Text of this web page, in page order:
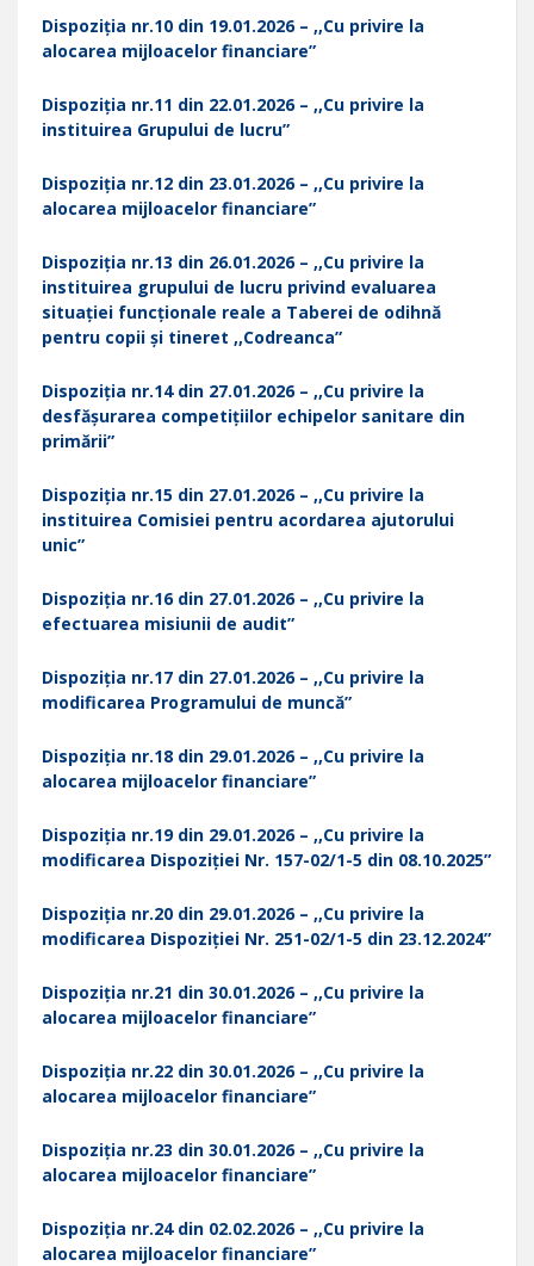
Dispoziția nr.10 din 19.01.2026 – ,,Cu privire la
alocarea mijloacelor financiare”
Dispoziția nr.11 din 22.01.2026 – ,,Cu privire la
instituirea Grupului de lucru”
Dispoziția nr.12 din 23.01.2026 – ,,Cu privire la
alocarea mijloacelor financiare”
Dispoziția nr.13 din 26.01.2026 – ,,Cu privire la
instituirea grupului de lucru privind evaluarea
situației funcționale reale a Taberei de odihnă
pentru copii și tineret ,,Codreanca”
Dispoziția nr.14 din 27.01.2026 – ,,Cu privire la
desfășurarea competițiilor echipelor sanitare din
primării”
Dispoziția nr.15 din 27.01.2026 – ,,Cu privire la
instituirea Comisiei pentru acordarea ajutorului
unic”
Dispoziția nr.16 din 27.01.2026 – ,,Cu privire la
efectuarea misiunii de audit”
Dispoziția nr.17 din 27.01.2026 – ,,Cu privire la
modificarea Programului de muncă”
Dispoziția nr.18 din 29.01.2026 – ,,Cu privire la
alocarea mijloacelor financiare”
Dispoziția nr.19 din 29.01.2026 – ,,Cu privire la
modificarea Dispoziției Nr. 157-02/1-5 din 08.10.2025”
Dispoziția nr.20 din 29.01.2026 – ,,Cu privire la
modificarea Dispoziției Nr. 251-02/1-5 din 23.12.2024”
Dispoziția nr.21 din 30.01.2026 – ,,Cu privire la
alocarea mijloacelor financiare”
Dispoziția nr.22 din 30.01.2026 – ,,Cu privire la
alocarea mijloacelor financiare”
Dispoziția nr.23 din 30.01.2026 – ,,Cu privire la
alocarea mijloacelor financiare”
Dispoziția nr.24 din 02.02.2026 – ,,Cu privire la
alocarea mijloacelor financiare”